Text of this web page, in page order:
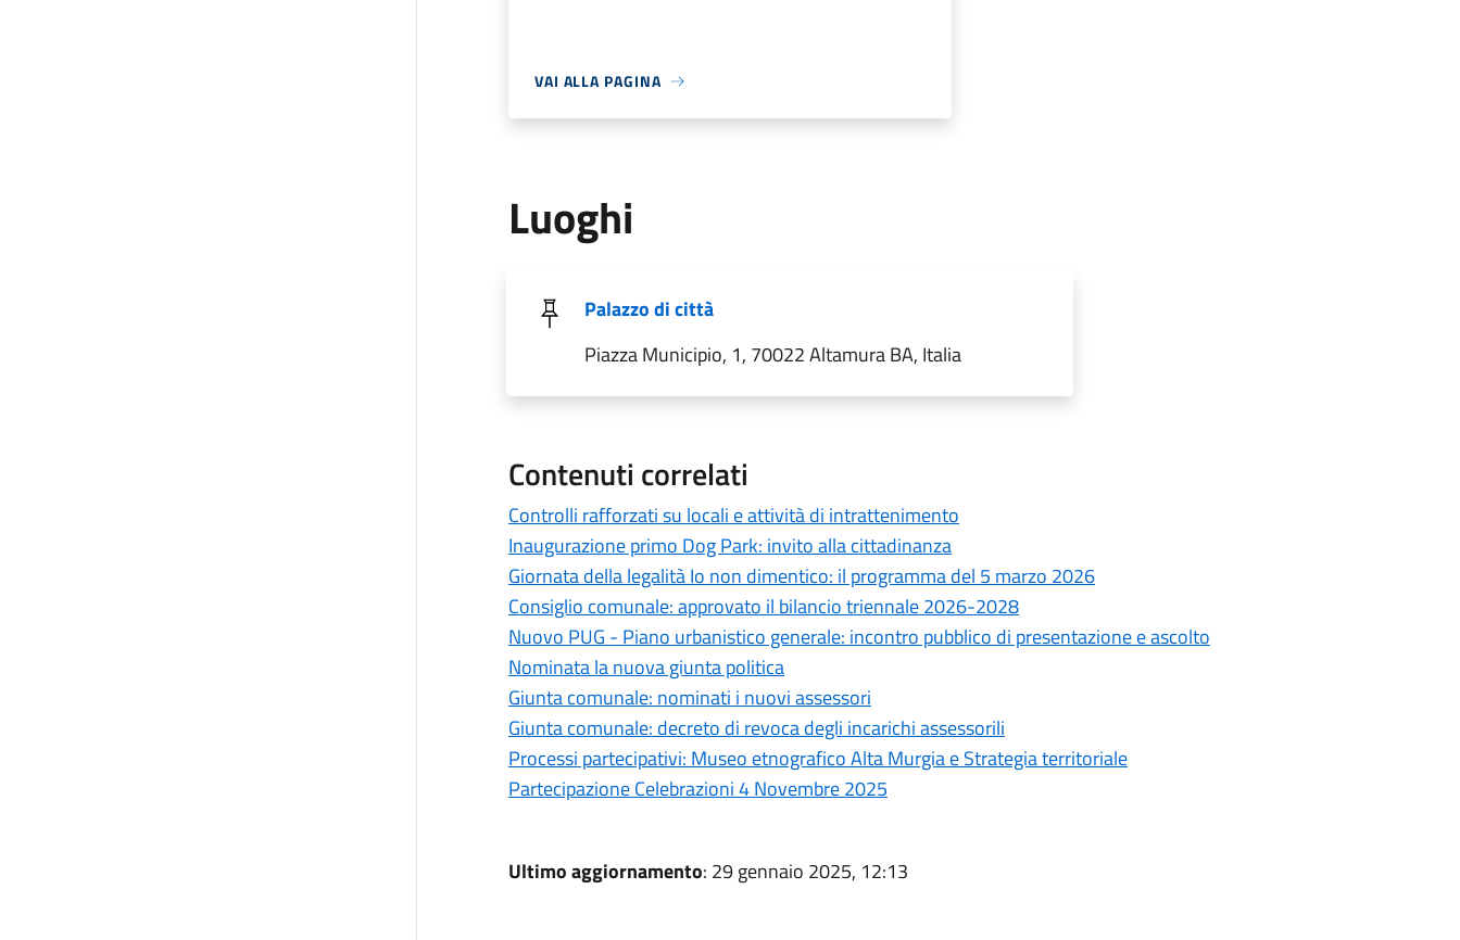
VAI ALLA PAGINA
Luoghi
Palazzo di città
Piazza Municipio, 1, 70022 Altamura BA, Italia
Contenuti correlati
Controlli rafforzati su locali e attività di intrattenimento
Inaugurazione primo Dog Park: invito alla cittadinanza
Giornata della legalità Io non dimentico: il programma del 5 marzo 2026
Consiglio comunale: approvato il bilancio triennale 2026-2028
Nuovo PUG - Piano urbanistico generale: incontro pubblico di presentazione e ascolto
Nominata la nuova giunta politica
Giunta comunale: nominati i nuovi assessori
Giunta comunale: decreto di revoca degli incarichi assessorili
Processi partecipativi: Museo etnografico Alta Murgia e Strategia territoriale
Partecipazione Celebrazioni 4 Novembre 2025
Ultimo aggiornamento: 29 gennaio 2025, 12:13